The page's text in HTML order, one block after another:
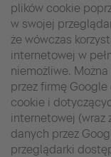
plików cookie
w swojej
że wówczas
internetowej w
niemożliwe.
przez firmę
cookie i
internetowej (wraz
danych przez
przeglądarki